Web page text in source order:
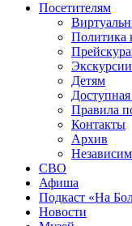
Посетителям
Политика
Детям
Доступная
Правила
Контакты
Архив
СВО
Афиша
Подкаст «На
Новости